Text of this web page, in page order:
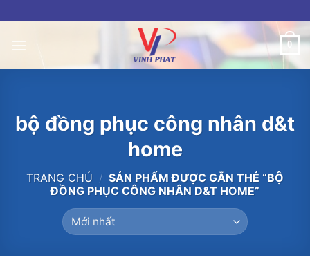
to
content
0
bộ đồng phục công nhân d&t
home
TRANG CHỦ / SẢN PHẨM ĐƯỢC GẮN THẺ “BỘ
ĐỒNG PHỤC CÔNG NHÂN D&T HOME”